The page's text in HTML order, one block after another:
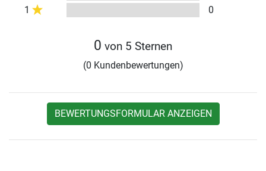
1
0
0 von 5 Sternen
(0 Kundenbewertungen)
BEWERTUNGSFORMULAR ANZEIGEN